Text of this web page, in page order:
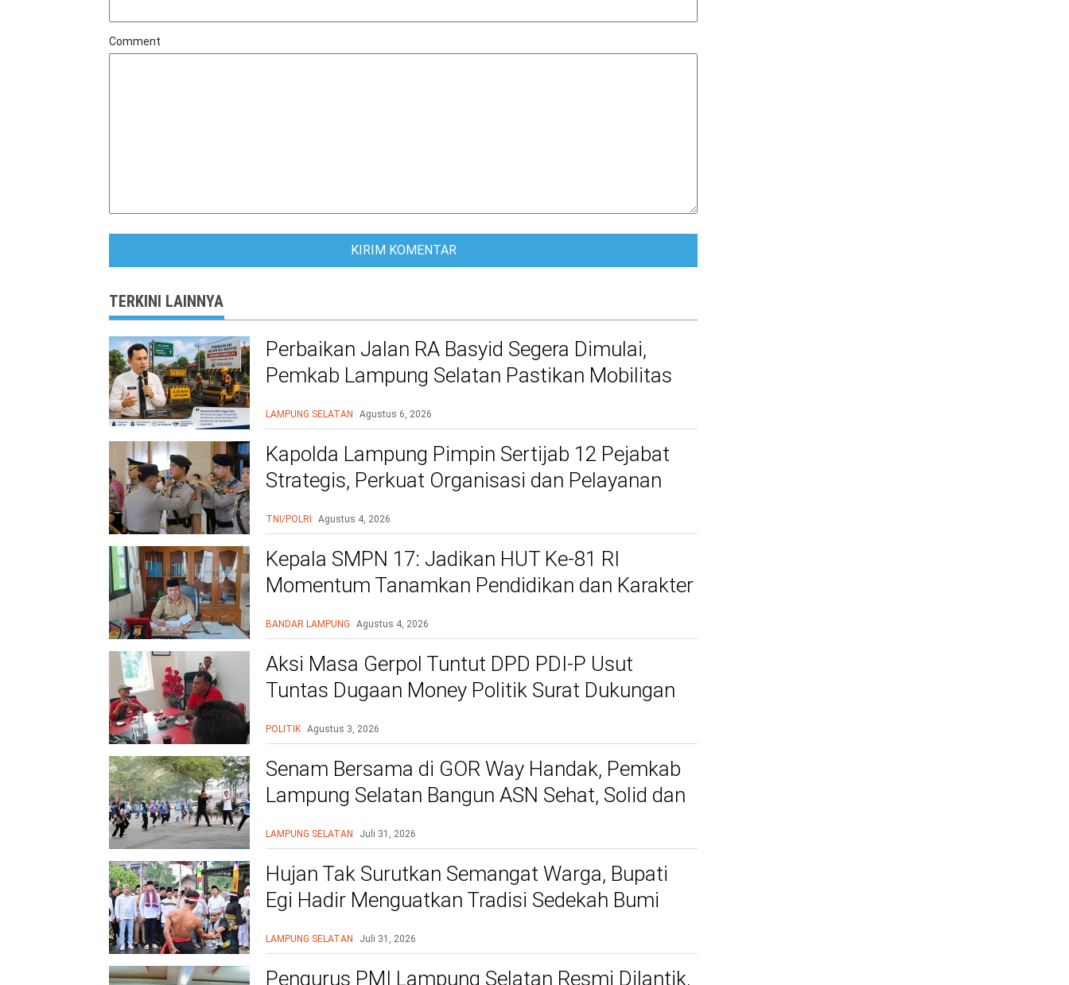
Comment
TERKINI LAINNYA
Perbaikan Jalan RA Basyid Segera Dimulai,
Pemkab Lampung Selatan Pastikan Mobilitas
LAMPUNG SELATAN Agustus 6, 2026
Kapolda Lampung Pimpin Sertijab 12 Pejabat
Strategis, Perkuat Organisasi dan Pelayanan
TNI/POLRI Agustus 4, 2026
Kepala SMPN 17: Jadikan HUT Ke-81 RI
Momentum Tanamkan Pendidikan dan Karakter
BANDAR LAMPUNG Agustus 4, 2026
Aksi Masa Gerpol Tuntut DPD PDI-P Usut
Tuntas Dugaan Money Politik Surat Dukungan
POLITIK Agustus 3, 2026
Senam Bersama di GOR Way Handak, Pemkab
Lampung Selatan Bangun ASN Sehat, Solid dan
LAMPUNG SELATAN Juli 31, 2026
Hujan Tak Surutkan Semangat Warga, Bupati
Egi Hadir Menguatkan Tradisi Sedekah Bumi
LAMPUNG SELATAN Juli 31, 2026
Pengurus PMI Lampung Selatan Resmi Dilantik,